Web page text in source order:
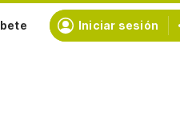
Iniciar sesión